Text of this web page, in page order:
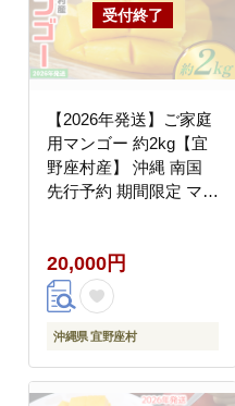
【2026年発送】ご家庭
用マンゴー 約2kg【宜
野座村産】 沖縄 南国
先行予約 期間限定 マン
宅用 濃厚 甘い 芳醇 夏
20,000円
沖縄県 宜野座村